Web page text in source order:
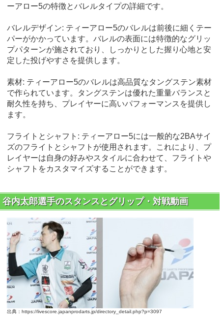
ーアロー5の特徴とバレルタイプの詳細です。
バレルデザイン: ティーアロー5のバレルは前後に細くテー
パーがかかっています。バレルの表面には特徴的なグリッ
プパターンが施されており、しっかりとした握り心地と安
定した投げやすさを提供します。
素材: ティーアロー5のバレルは高品質なタングステン素材
で作られています。タングステンは優れた重量バランスと
耐久性を持ち、プレイヤーに高いパフォーマンスを提供し
ます。
フライトとシャフト: ティーアロー5には一般的な2BAサイ
ズのフライトとシャフトが使用されます。これにより、プ
レイヤーは自身の好みやスタイルに合わせて、フライトや
シャフトをカスタマイズすることができます。
谷内太郎選手のスタンスとグリップ・対戦動画
出典：https://livescore.japanprodarts.jp/directory_detail.php?p=3097